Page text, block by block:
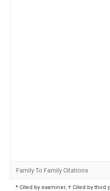
Family To Family Citations
* Cited by examiner, † Cited by third